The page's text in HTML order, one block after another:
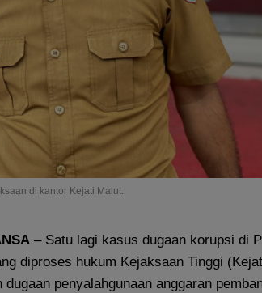
di kantor Kejati Malut.
– Satu lagi kasus dugaan korupsi di
diproses hukum Kejaksaan Tinggi
dugaan penyalahgunaan anggaran